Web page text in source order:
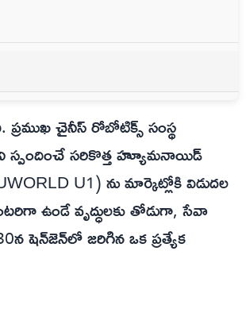
చైనీస్ రోబోటిక్స్ సంస్థ
స్పందించే సరికొత్త హ్యూమనాయిడ్
U1) ను మార్కెట్లోకి విడుదల
ఉండే వృద్ధులకు తోడుగా, సేవా
షెన్‌జెన్‌లో జరిగిన ఒక ప్రత్యేక